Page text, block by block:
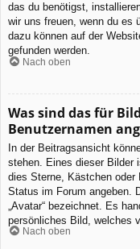
das du benötigst,
wir uns freuen, wenn du es
dazu können auf der
gefunden werden.
Nach oben
Was sind das für
Benutzernamen
In der Beitragsansicht
stehen. Eines dieser Bilder
dies Sterne, Kästchen oder
Status im Forum angeben.
„Avatar“ bezeichnet. Es
persönliches Bild, welches
Nach oben